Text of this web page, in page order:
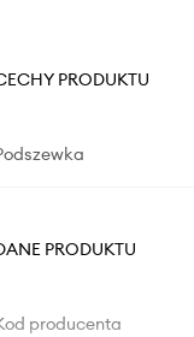
PRODUKTU
PRODUKTU
producenta